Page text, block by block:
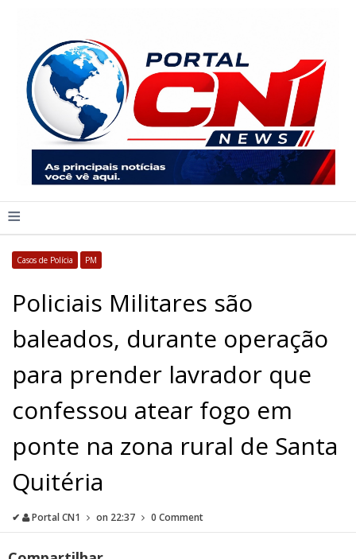
≡
Casos de Polícia PM
Policiais Militares são
baleados, durante operação
para prender lavrador que
confessou atear fogo em
ponte na zona rural de Santa
Quitéria
✔ Portal CN1 on 22:37 0 Comment